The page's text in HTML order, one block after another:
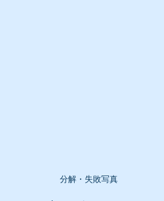
分解・失敗写真